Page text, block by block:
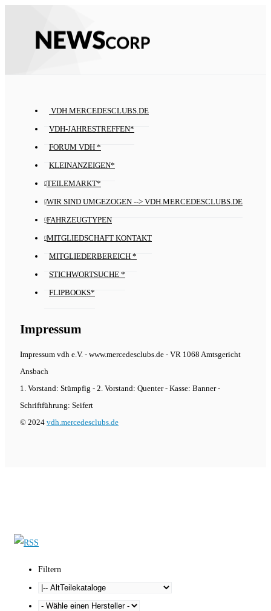
VDH.MERCEDESCLUBS.DE
VDH-JAHRESTREFFEN*
FORUM VDH *
KLEINANZEIGEN*
TEILEMARKT*
WIR SIND UMGEZOGEN --> VDH.MERCEDESCLUBS.DE
FAHRZEUGTYPEN
MITGLIEDSCHAFT KONTAKT
MITGLIEDERBEREICH *
STICHWORTSUCHE *
FLIPBOOKS*
Impressum
Impressum vdh e.V. - www.mercedesclubs.de - VR 1068 Amtsgericht
Ansbach
1. Vorstand: Stümpfig - 2. Vorstand: Quenter - Kasse: Banner -
Schriftführung: Seifert
© 2024 vdh.mercedesclubs.de
Filtern